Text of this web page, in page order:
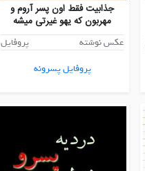
جذابیت فقط اون پسر آروم و
مهربون که یهو غیرتی میشه
عکس نوشته
پروفایل
پروفایل پسرونه